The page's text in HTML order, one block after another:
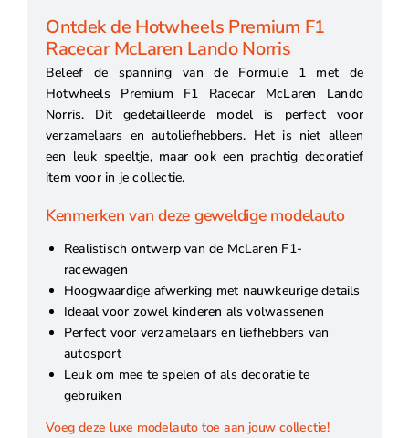
Ontdek de Hotwheels Premium F1
Racecar McLaren Lando Norris
Beleef de spanning van de Formule 1 met de
Hotwheels Premium F1 Racecar McLaren Lando
Norris. Dit gedetailleerde model is perfect voor
verzamelaars en autoliefhebbers. Het is niet alleen
een leuk speeltje, maar ook een prachtig decoratief
item voor in je collectie.
Kenmerken van deze geweldige modelauto
Realistisch ontwerp van de McLaren F1-
racewagen
Hoogwaardige afwerking met nauwkeurige details
Ideaal voor zowel kinderen als volwassenen
Perfect voor verzamelaars en liefhebbers van
autosport
Leuk om mee te spelen of als decoratie te
gebruiken
Voeg deze luxe modelauto toe aan jouw collectie!